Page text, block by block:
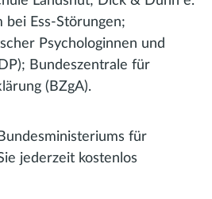
bei Ess-Störungen;
Psychologinnen und
Bundeszentrale für
(BZgA).
für
jederzeit kostenlos